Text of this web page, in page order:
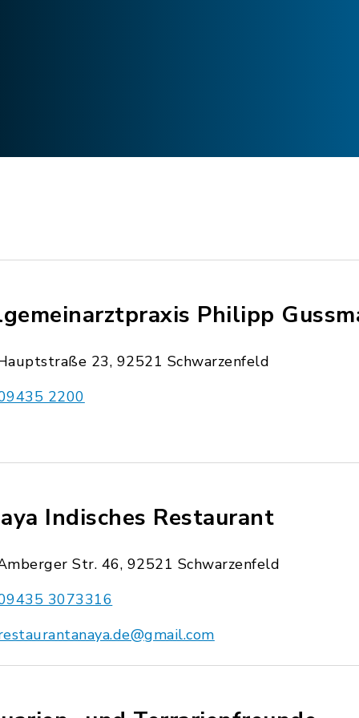
Philipp
23, 92521 Schwarzenfeld
2200
Indisches Restaurant
Str. 46, 92521 Schwarzenfeld
3073316